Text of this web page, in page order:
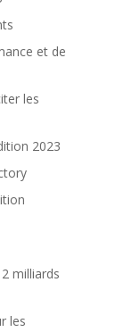
et de
les
2023
milliards
les